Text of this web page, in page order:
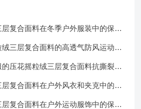
复合面料在冬季户外服装中的保暖
三层复合面料的高透气防风运动服
压花摇粒绒三层复合面料抗撕裂与
复合面料在户外风衣和夹克中的应
复合面料在户外运动服饰中的保暖